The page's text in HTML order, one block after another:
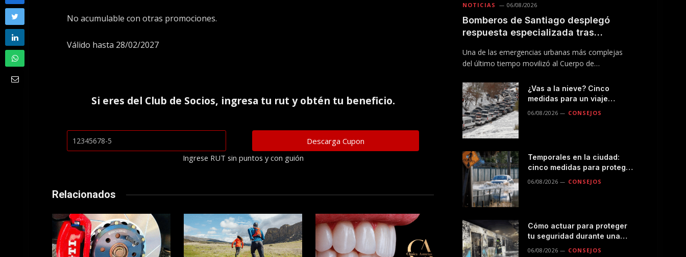
No acumulable con otras promociones.
Válido hasta 28/02/2027
Si eres del Club de Socios, ingresa tu rut y obtén tu beneficio.
Ingrese RUT sin puntos y con guión
Relacionados
NOTICIAS 06/08/2026
Bomberos de Santiago desplegó
respuesta especializada tras
Una de las emergencias urbanas más complejas
del último tiempo movilizó al Cuerpo de
¿Vas a la nieve? Cinco
medidas para un viaje
06/08/2026 CONSEJOS
Temporales en la ciudad:
cinco medidas para proteger
06/08/2026 CONSEJOS
Cómo actuar para proteger
tu seguridad durante una
06/08/2026 CONSEJOS